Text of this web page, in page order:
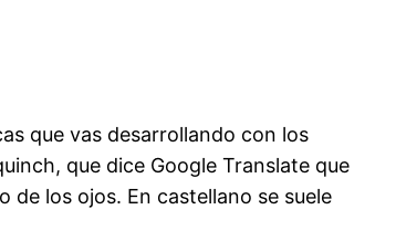
que vas desarrollando con los
que dice Google Translate que
de los ojos. En castellano se suele